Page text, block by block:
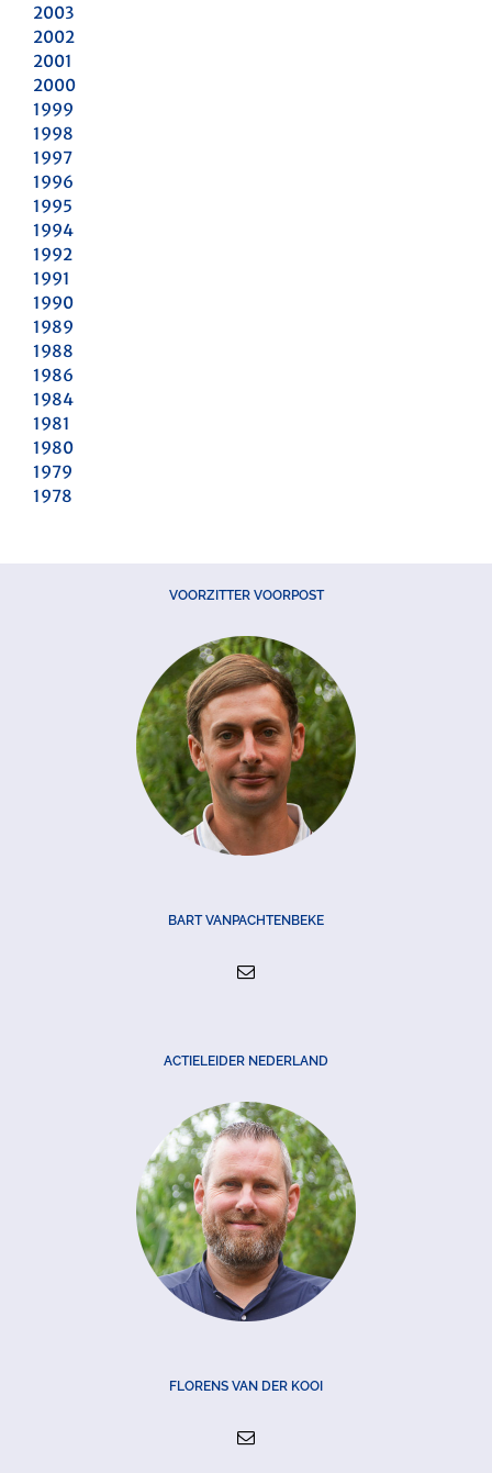
2003
2002
2001
2000
1999
1998
1997
1996
1995
1994
1992
1991
1990
1989
1988
1986
1984
1981
1980
1979
1978
VOORZITTER VOORPOST
BART VANPACHTENBEKE
ACTIELEIDER NEDERLAND
FLORENS VAN DER KOOI